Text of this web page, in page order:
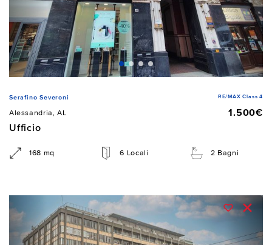
Serafino Severoni RE/MAX Class 4
Alessandria, AL
1.500€
Ufficio
168 mq 6 Locali 2 Bagni